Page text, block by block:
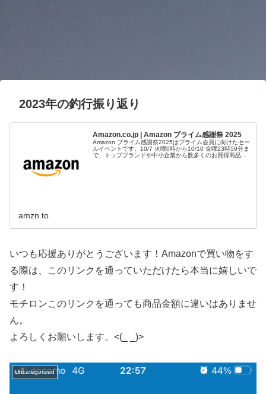
2023年の釣行振り返り
Amazon.co.jp | Amazon プライム感謝祭 2025
Amazon プライム感謝祭2025はプライム会員に向けたセー
ルイベントです。10/7 火曜0時から10/10 金曜23時59分ま
で、トップブランドや中小企業から数多くのお買得商品が
amzn.to
いつも応援ありがとうございます！Amazonで買い物をす
る際は、このリンクを通っていただけたら本当に嬉しいで
す！
モチロンこのリンクを通っても商品金額に違いはありませ
ん。
よろしくお願いします。<(_ _)>
Uncategorized